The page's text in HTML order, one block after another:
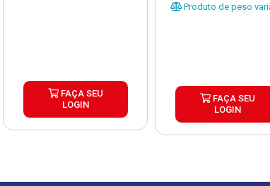
FAÇA SEU
LOGIN
Produto de peso
FAÇA SEU
LOGIN